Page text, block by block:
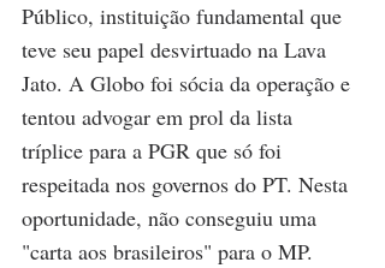
Público, instituição fundamental que
teve seu papel desvirtuado na Lava
Jato. A Globo foi sócia da operação e
tentou advogar em prol da lista
tríplice para a PGR que só foi
respeitada nos governos do PT. Nesta
oportunidade, não conseguiu uma
"carta aos brasileiros" para o MP.